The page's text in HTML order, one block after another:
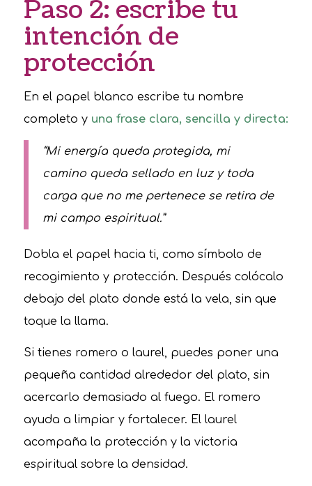
Paso 2: escribe tu
intención de
protección
En el papel blanco escribe tu nombre
completo y una frase clara, sencilla y directa:
“Mi energía queda protegida, mi
camino queda sellado en luz y toda
carga que no me pertenece se retira de
mi campo espiritual.”
Dobla el papel hacia ti, como símbolo de
recogimiento y protección. Después colócalo
debajo del plato donde está la vela, sin que
toque la llama.
Si tienes romero o laurel, puedes poner una
pequeña cantidad alrededor del plato, sin
acercarlo demasiado al fuego. El romero
ayuda a limpiar y fortalecer. El laurel
acompaña la protección y la victoria
espiritual sobre la densidad.